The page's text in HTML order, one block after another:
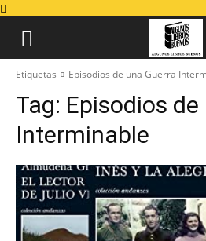
Etiquetas Episodios de una Guerra
Tag: Episodios
Interminable